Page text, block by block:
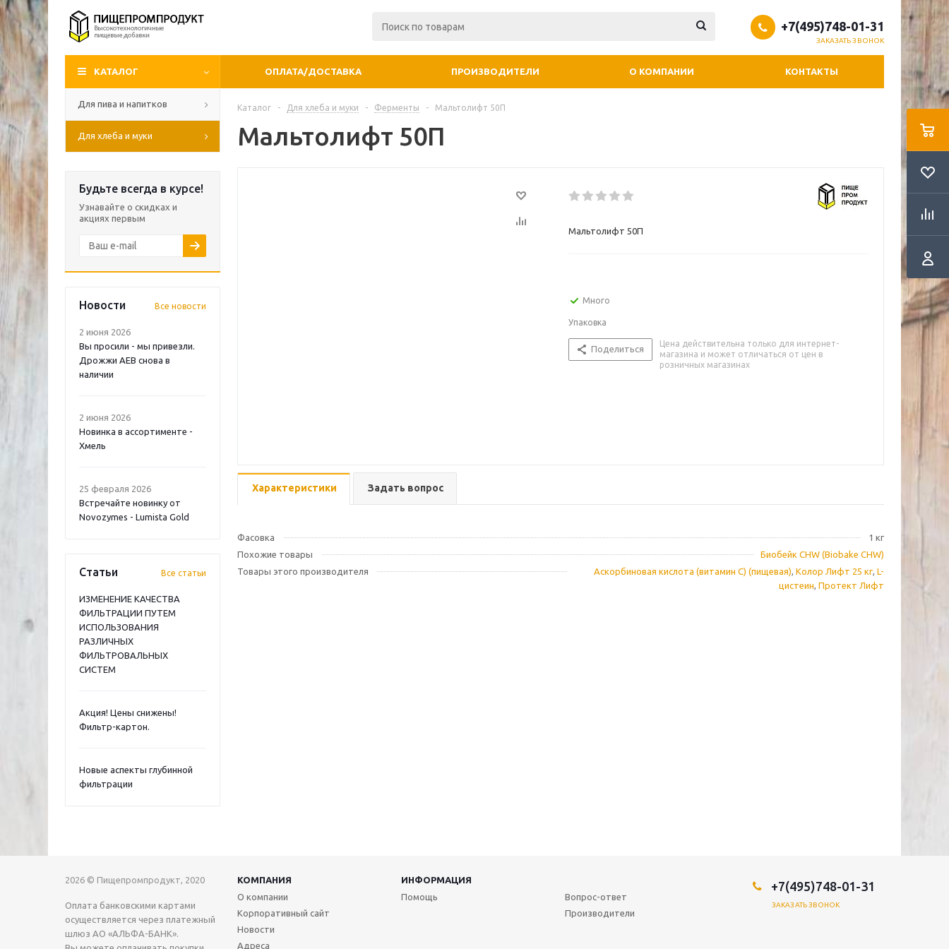
+7(495)748-01-31
ЗАКАЗАТЬ ЗВОНОК
КАТАЛОГ ОПЛАТА/ДОСТАВКА ПРОИЗВОДИТЕЛИ О КОМПАНИИ КОНТАКТЫ
Для пива и напитков
Для хлеба и муки
Будьте всегда в курсе!
Узнавайте о скидках и
акциях первым
Новости Все новости
2 июня 2026
Вы просили - мы привезли.
Дрожжи AEB снова в
наличии
2 июня 2026
Новинка в ассортименте -
Хмель
25 февраля 2026
Встречайте новинку от
Novozymes - Lumista Gold
Статьи Все статьи
ИЗМЕНЕНИЕ КАЧЕСТВА
ФИЛЬТРАЦИИ ПУТЕМ
ИСПОЛЬЗОВАНИЯ
РАЗЛИЧНЫХ
ФИЛЬТРОВАЛЬНЫХ
СИСТЕМ
Акция! Цены снижены!
Фильтр-картон.
Новые аспекты глубинной
фильтрации
Каталог - Для хлеба и муки - Ферменты - Мальтолифт 50П
Мальтолифт 50П
Мальтолифт 50П
Много
Упаковка
Поделиться
Цена действительна только для интернет-
магазина и может отличаться от цен в
розничных магазинах
Характеристики Задать вопрос
Фасовка
1 кг
Похожие товары
Биобейк СHW (Biobake CHW)
Товары этого производителя
Аскорбиновая кислота (витамин С) (пищевая), Колор Лифт 25 кг, L-
цистеин, Протект Лифт
2026 © Пищепромпродукт, 2020
Оплата банковскими картами
осуществляется через платежный
шлюз АО «АЛЬФА-БАНК».
КОМПАНИЯ
ИНФОРМАЦИЯ
О компании
Корпоративный сайт
Новости
Адреса
Помощь
Вопрос-ответ
Производители
+7(495)748-01-31
ЗАКАЗАТЬ ЗВОНОК